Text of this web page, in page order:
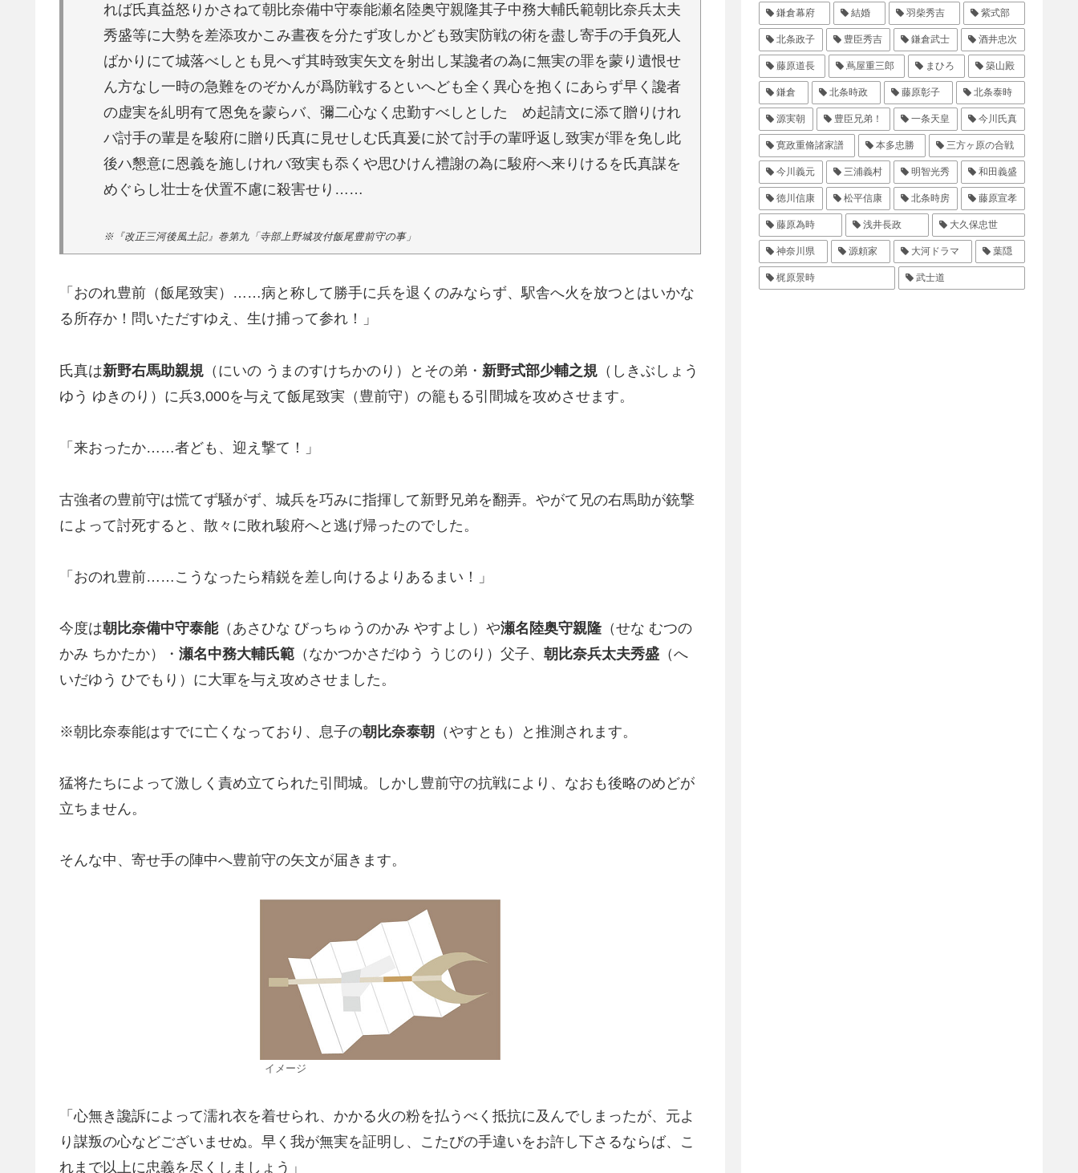
れば氏真益怒りかさねて朝比奈備中守泰能瀬名陸奥守親隆其子中務大輔氏範朝比奈兵太夫
秀盛等に大勢を差添攻かこみ晝夜を分たず攻しかども致実防戦の術を盡し寄手の手負死人
ばかりにて城落べしとも見へず其時致実矢文を射出し某讒者の為に無実の罪を蒙り遺恨せ
ん方なし一時の急難をのぞかんが爲防戦するといへども全く異心を抱くにあらず早く讒者
の虚実を糺明有て恩免を蒙らバ、彌二心なく忠勤すべしとしたゝめ起請文に添て贈りけれ
バ討手の輩是を駿府に贈り氏真に見せしむ氏真爰に於て討手の輩呼返し致実が罪を免し此
後ハ懇意に恩義を施しけれバ致実も忝くや思ひけん禮謝の為に駿府へ来りけるを氏真謀を
めぐらし壮士を伏置不慮に殺害せり……
※『改正三河後風土記』巻第九「寺部上野城攻付飯尾豊前守の事」
「おのれ豊前（飯尾致実）……病と称して勝手に兵を退くのみならず、駅舎へ火を放つとはいかな
る所存か！問いただすゆえ、生け捕って参れ！」
氏真は新野右馬助親規 （にいの うまのすけちかのり）とその弟・ 新野式部少輔之規 （しきぶしょう
ゆう ゆきのり）に兵3,000を与えて飯尾致実（豊前守）の籠もる引間城を攻めさせます。
「来おったか……者ども、迎え撃て！」
古強者の豊前守は慌てず騒がず、城兵を巧みに指揮して新野兄弟を翻弄。やがて兄の右馬助が銃撃
によって討死すると、散々に敗れ駿府へと逃げ帰ったのでした。
「おのれ豊前……こうなったら精鋭を差し向けるよりあるまい！」
今度は朝比奈備中守泰能（あさひな びっちゅうのかみ やすよし）や瀬名陸奥守親隆 （せな むつの
かみ ちかたか）・ 瀬名中務大輔氏範 （なかつかさだゆう うじのり）父子、 朝比奈兵太夫秀盛 （へ
いだゆう ひでもり）に大軍を与え攻めさせました。
※朝比奈泰能はすでに亡くなっており、息子の朝比奈泰朝 （やすとも）と推測されます。
猛将たちによって激しく責め立てられた引間城。しかし豊前守の抗戦により、なおも後略のめどが
立ちません。
そんな中、寄せ手の陣中へ豊前守の矢文が届きます。
イメージ
「心無き讒訴によって濡れ衣を着せられ、かかる火の粉を払うべく抵抗に及んでしまったが、元よ
り謀叛の心などございませぬ。早く我が無実を証明し、こたびの手違いをお許し下さるならば、こ
れまで以上に忠義を尽くしましょう」
鎌倉幕府 結婚 羽柴秀吉 紫式部
北条政子 豊臣秀吉 鎌倉武士 酒井忠次
藤原道長 蔦屋重三郎 まひろ 築山殿
鎌倉 北条時政 藤原彰子 北条泰時
源実朝 豊臣兄弟！ 一条天皇 今川氏真
寛政重脩諸家譜 本多忠勝 三方ヶ原の合戦
今川義元 三浦義村 明智光秀 和田義盛
徳川信康 松平信康 北条時房 藤原宣孝
藤原為時 浅井長政 大久保忠世
神奈川県 源頼家 大河ドラマ 葉隠
梶原景時 武士道